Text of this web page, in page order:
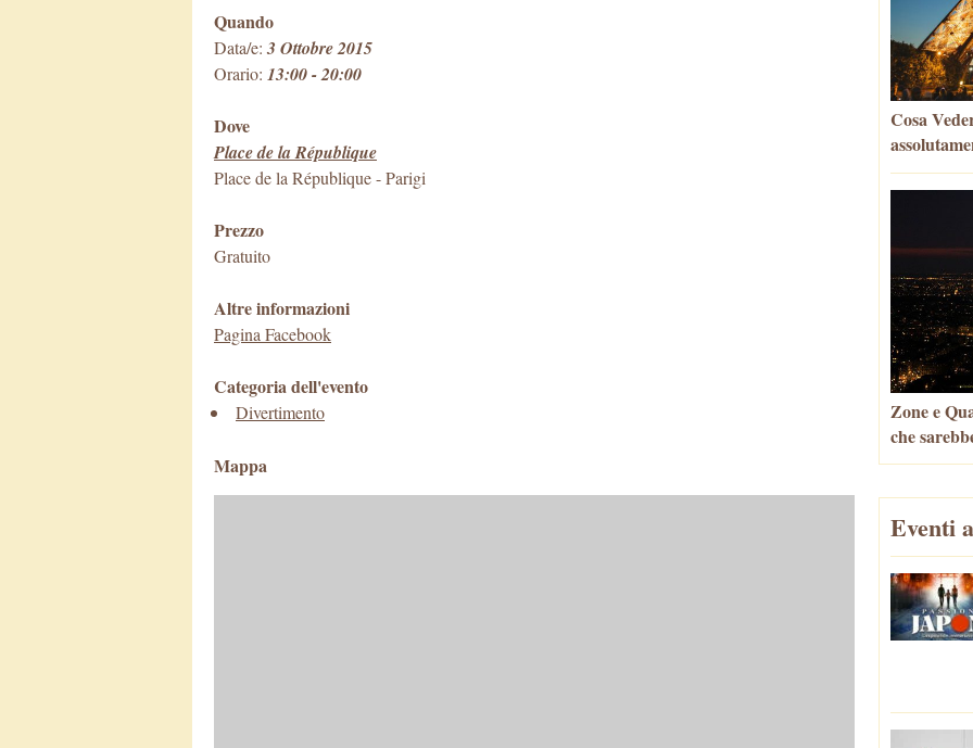
Quando
Data/e:3 Ottobre 2015
Orario: 13:00 - 20:00
Dove
Place de la République
Place de la République-Parigi
Prezzo
Gratuito
Altre informazioni
Pagina Facebook
Categoria dell'evento
Divertimento
Mappa
Cosa
Zone e
che
Eventi